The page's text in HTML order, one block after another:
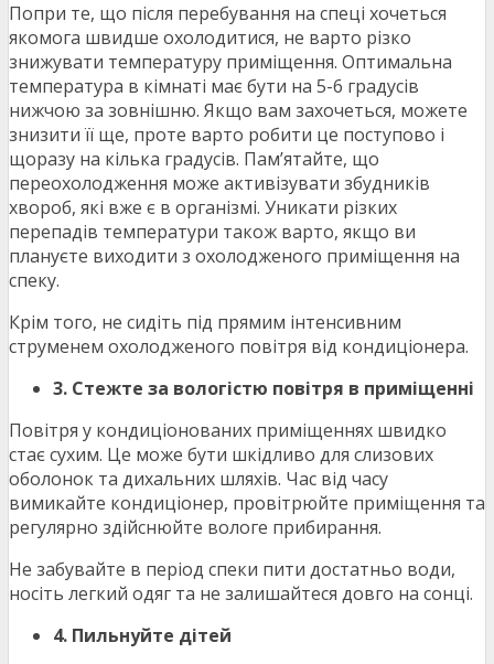
Попри те, що після перебування на спеці хочеться
якомога швидше охолодитися, не варто різко
знижувати температуру приміщення. Оптимальна
температура в кімнаті має бути на 5-6 градусів
нижчою за зовнішню. Якщо вам захочеться, можете
знизити її ще, проте варто робити це поступово і
щоразу на кілька градусів. Пам’ятайте, що
переохолодження може активізувати збудників
хвороб, які вже є в організмі. Уникати різких
перепадів температури також варто, якщо ви
плануєте виходити з охолодженого приміщення на
спеку.
Крім того, не сидіть під прямим інтенсивним
струменем охолодженого повітря від кондиціонера.
3. Стежте за вологістю повітря в приміщенні
Повітря у кондиціонованих приміщеннях швидко
стає сухим. Це може бути шкідливо для слизових
оболонок та дихальних шляхів. Час від часу
вимикайте кондиціонер, провітрюйте приміщення та
регулярно здійснюйте вологе прибирання.
Не забувайте в період спеки пити достатньо води,
носіть легкий одяг та не залишайтеся довго на сонці.
4. Пильнуйте дітей